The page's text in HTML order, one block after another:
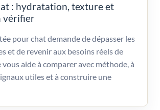
: hydratation, texture et
vérifier
pour chat demande de dépasser les
et de revenir aux besoins réels de
vous aide à comparer avec méthode, à
utiles et à construire une